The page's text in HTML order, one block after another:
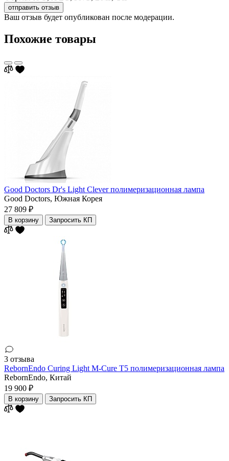
отправить отзыв
Ваш отзыв будет опубликован после модерации.
Похожие товары
Good Doctors Dr's Light Clever полимеризационная лампа
Good Doctors, Южная Корея
27 809 ₽
В корзину Запросить КП
3 отзыва
RebornEndo Curing Light M-Cure T5 полимеризационная лампa
RebornEndo, Китай
19 900 ₽
В корзину Запросить КП